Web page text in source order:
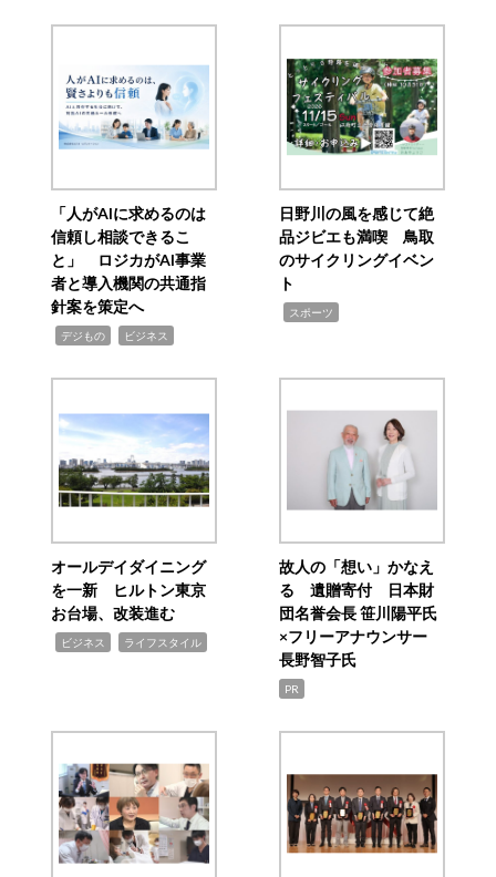
「人がAIに求めるのは
信頼し相談できるこ
と」 ロジカがAI事業
者と導入機関の共通指
針案を策定へ
デジもの ビジネス
日野川の風を感じて絶
品ジビエも満喫 鳥取
のサイクリングイベン
ト
スポーツ
オールデイダイニング
を一新 ヒルトン東京
お台場、改装進む
ビジネス ライフスタイル
故人の「想い」かなえ
る 遺贈寄付 日本財
団名誉会長 笹川陽平氏
×フリーアナウンサー
長野智子氏
PR